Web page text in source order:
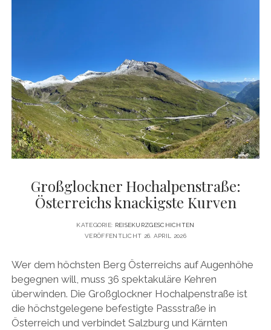
PARIS“
IN
ROM
Großglockner Hochalpenstraße:
Österreichs knackigste Kurven
KATEGORIE: REISEKURZGESCHICHTEN
VERÖFFENTLICHT 26. APRIL 2026
Wer dem höchsten Berg Österreichs auf Augenhöhe
begegnen will, muss 36 spektakuläre Kehren
überwinden. Die Großglockner Hochalpenstraße ist
die höchstgelegene befestigte Passstraße in
Österreich und verbindet Salzburg und Kärnten